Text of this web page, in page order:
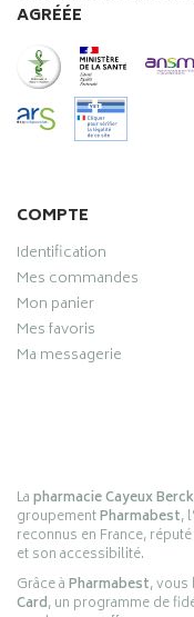
AGRÉÉE
COMPTE
Identification
Mes commandes
Mon panier
Mes favoris
Ma messagerie
Lapharmacie Cayeux
groupementPharmabest,
reconnus en France,
et son accessibilité.
Grâce àPharmabest, vous
Card, un programme de